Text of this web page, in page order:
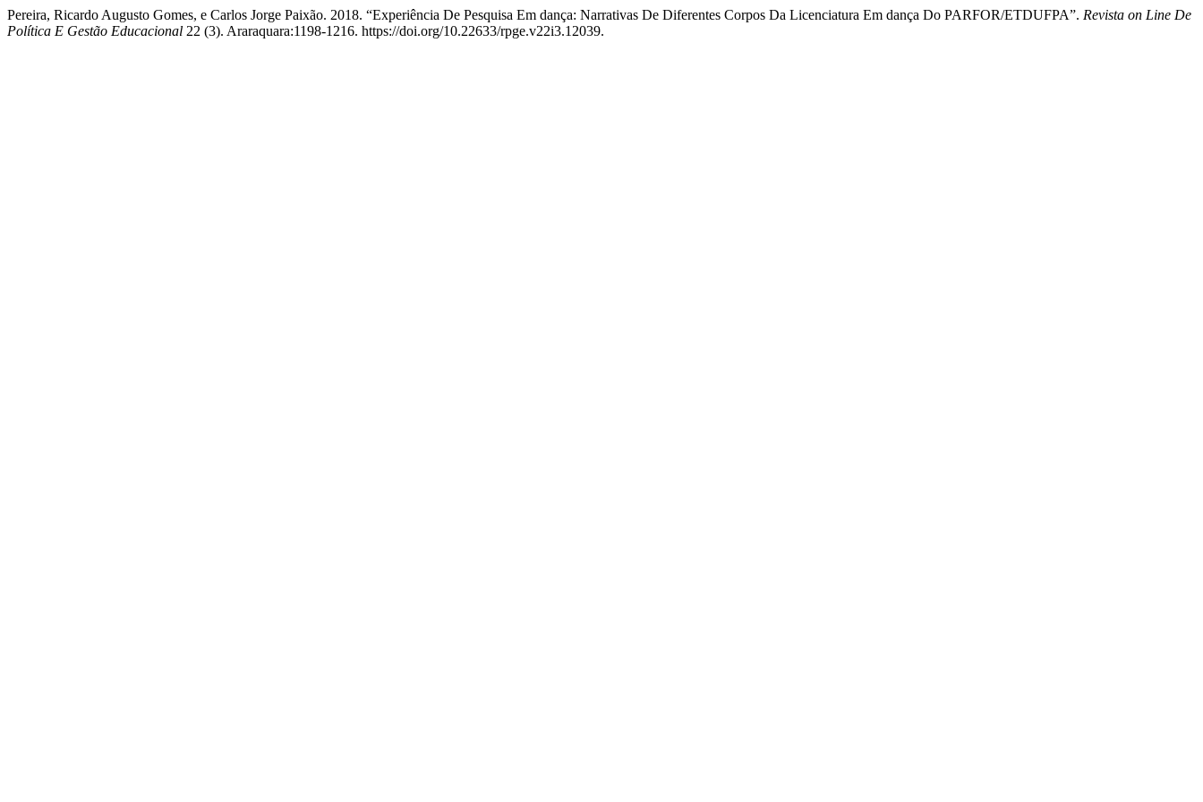
Pereira, Ricardo Augusto Gomes, e Carlos Jorge Paixão. 2018. “Experiência De Pesquisa Em dança: Narrativas De Diferentes Corpos Da Licenciatura Em dança Do PARFOR/ETDUFPA”. Revista on Line De
Política E Gestão Educacional 22 (3). Araraquara:1198-1216. https://doi.org/10.22633/rpge.v22i3.12039.